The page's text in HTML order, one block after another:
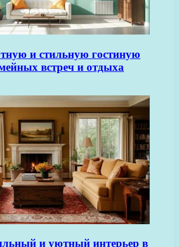
и стильную гостиную
встреч и отдыха
и уютный интерьер в